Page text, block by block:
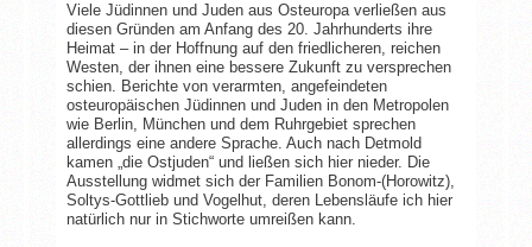
Viele Jüdinnen und Juden aus Osteuropa verließen aus
diesen Gründen am Anfang des 20. Jahrhunderts ihre
Heimat – in der Hoffnung auf den friedlicheren, reichen
Westen, der ihnen eine bessere Zukunft zu versprechen
schien. Berichte von verarmten, angefeindeten
osteuropäischen Jüdinnen und Juden in den Metropolen
wie Berlin, München und dem Ruhrgebiet sprechen
allerdings eine andere Sprache. Auch nach Detmold
kamen „die Ostjuden“ und ließen sich hier nieder. Die
Ausstellung widmet sich der Familien Bonom-(Horowitz),
Soltys-Gottlieb und Vogelhut, deren Lebensläufe ich hier
natürlich nur in Stichworte umreißen kann.